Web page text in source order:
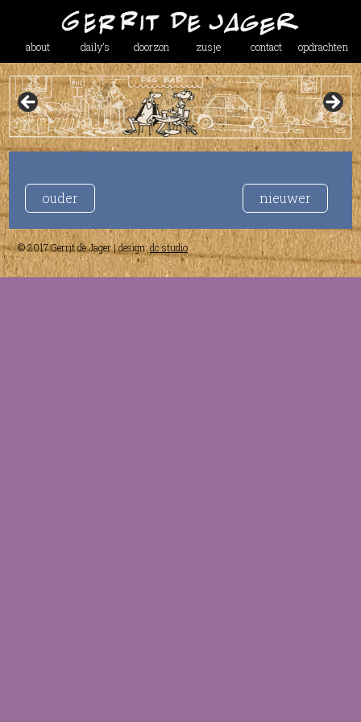
about daily’s doorzon zusje contact opdrachten
ouder nieuwer
© 2017 Gerrit de Jager | design:dc studio